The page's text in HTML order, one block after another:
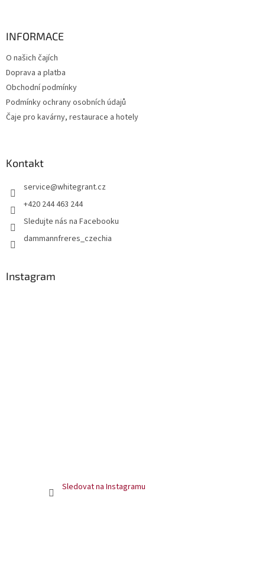
INFORMACE
O našich čajích
Doprava a platba
Obchodní podmínky
Podmínky ochrany osobních údajů
Čaje pro kavárny, restaurace a hotely
Kontakt
service@whitegrant.cz
+420 244 463 244
Sledujte nás na Facebooku
dammannfreres_czechia
Instagram
Sledovat na Instagramu